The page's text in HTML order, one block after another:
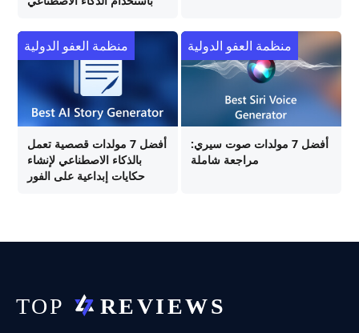
أفضل 7 مولدات قصصية تعمل
بالذكاء الاصطناعي لإنشاء
حكايات إبداعية على الفور
منظمة العفو الدولية
أفضل 7 مولدات صوت سيري:
مراجعة شاملة
منظمة العفو الدولية